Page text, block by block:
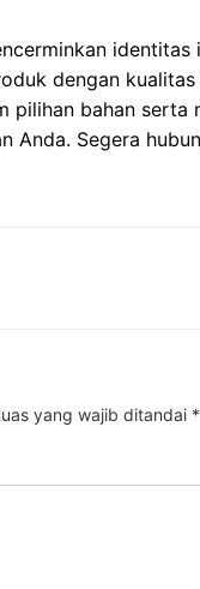
dengan
pilihan bahan
Anda. Segera
yang wajib ditandai *